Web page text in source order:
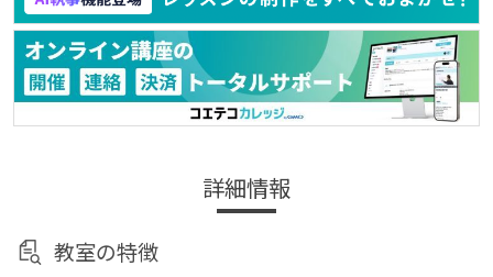
詳細情報
教室の特徴